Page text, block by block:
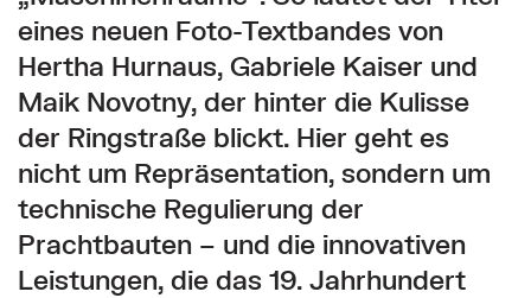
eines neuen Foto-Textbandes von
Hertha Hurnaus, Gabriele Kaiser und
Maik Novotny, der hinter die Kulisse
der Ringstraße blickt. Hier geht es
nicht um Repräsentation, sondern um
technische Regulierung der
Prachtbauten – und die innovativen
Leistungen, die das 19. Jahrhundert